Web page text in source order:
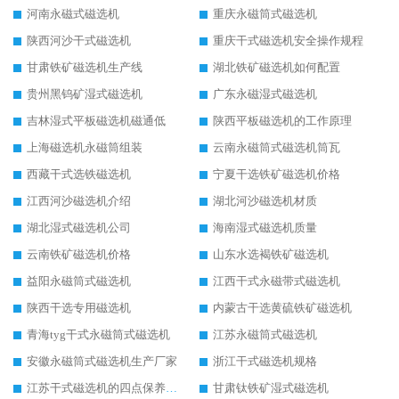
河南永磁式磁选机
重庆永磁筒式磁选机
陕西河沙干式磁选机
重庆干式磁选机安全操作规程
甘肃铁矿磁选机生产线
湖北铁矿磁选机如何配置
贵州黑钨矿湿式磁选机
广东永磁湿式磁选机
吉林湿式平板磁选机磁通低
陕西平板磁选机的工作原理
上海磁选机永磁筒组装
云南永磁筒式磁选机筒瓦
西藏干式选铁磁选机
宁夏干选铁矿磁选机价格
江西河沙磁选机介绍
湖北河沙磁选机材质
湖北湿式磁选机公司
海南湿式磁选机质量
云南铁矿磁选机价格
山东水选褐铁矿磁选机
益阳永磁筒式磁选机
江西干式永磁带式磁选机
陕西干选专用磁选机
内蒙古干选黄硫铁矿磁选机
青海tyg干式永磁筒式磁选机
江苏永磁筒式磁选机
安徽永磁筒式磁选机生产厂家
浙江干式磁选机规格
江苏干式磁选机的四点保养秘籍
甘肃钛铁矿湿式磁选机